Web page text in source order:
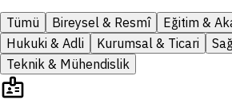
Tümü
Bireysel & Resmî
Eğitim &
Hukuki & Adli
Kurumsal & Ticari
Teknik & Mühendislik
badge